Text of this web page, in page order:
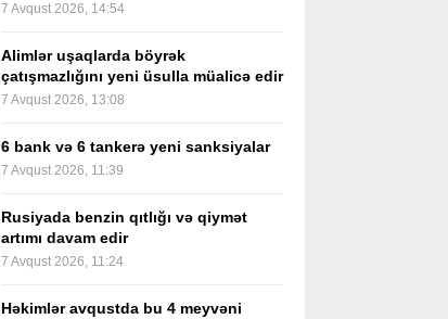
7 Avqust 2026, 14:54
Alimlər uşaqlarda böyrək
çatışmazlığını yeni üsulla müalicə edir
7 Avqust 2026, 13:08
6 bank və 6 tankerə yeni sanksiyalar
7 Avqust 2026, 11:39
Rusiyada benzin qıtlığı və qiymət
artımı davam edir
7 Avqust 2026, 11:24
Həkimlər avqustda bu 4 meyvəni